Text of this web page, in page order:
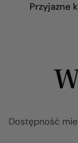
Przyjazne
Dostępność